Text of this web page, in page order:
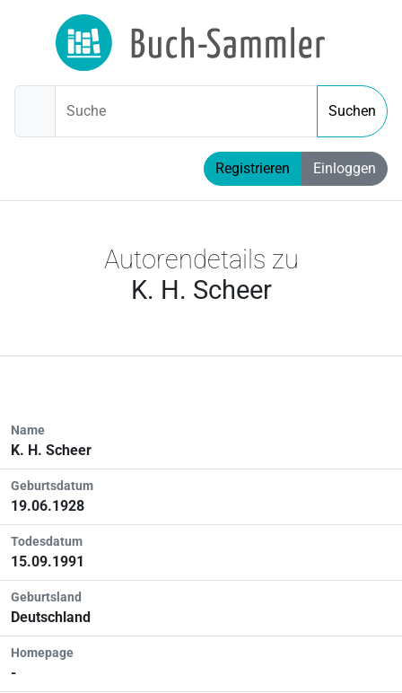
Suche Suchen
Registrieren Einloggen
Autorendetails zu
K. H. Scheer
Name
K. H. Scheer
Geburtsdatum
19.06.1928
Todesdatum
15.09.1991
Geburtsland
Deutschland
Homepage
-